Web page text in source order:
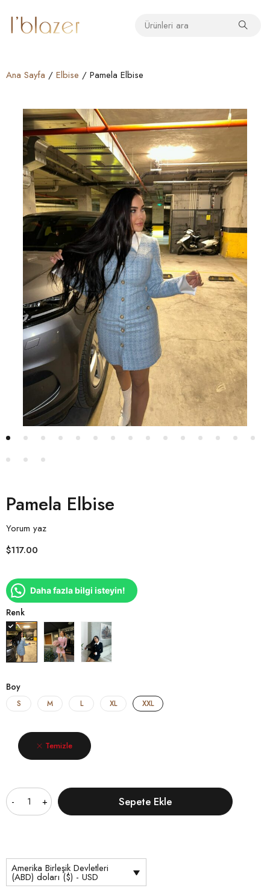
Ana Sayfa / Elbise / Pamela Elbise
Pamela Elbise
Yorum yaz
$117.00
Daha fazla bilgi isteyin!
Renk
Boy
S M L XL XXL
Temizle
Sepete Ekle
Amerika Birleşik Devletleri
(ABD) doları ($) - USD